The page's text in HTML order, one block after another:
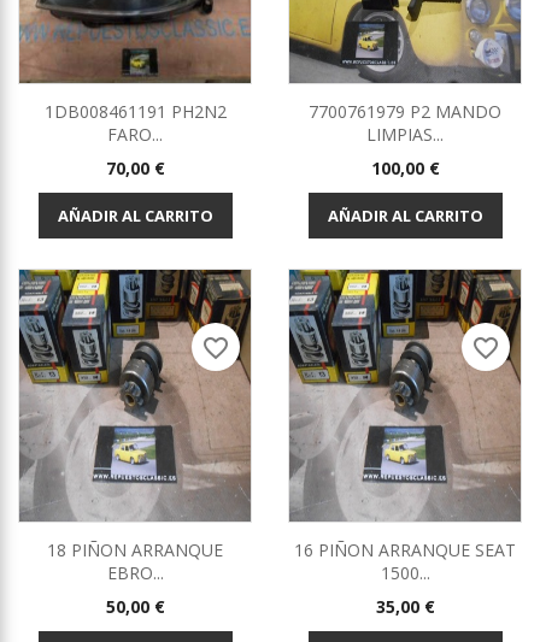
1DB008461191 PH2N2
FARO...
Precio
70,00 €
AÑADIR AL CARRITO
7700761979 P2 MANDO
LIMPIAS...
Precio
100,00 €
AÑADIR AL CARRITO
18 PIÑON ARRANQUE
EBRO...
Precio
50,00 €
favorite_border
16 PIÑON ARRANQUE SEAT
1500...
Precio
35,00 €
favorite_border